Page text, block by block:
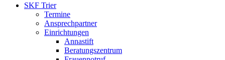
SKF Trier
Termine
Ansprechpartner
Einrichtungen
Annastift
Beratungszentrum